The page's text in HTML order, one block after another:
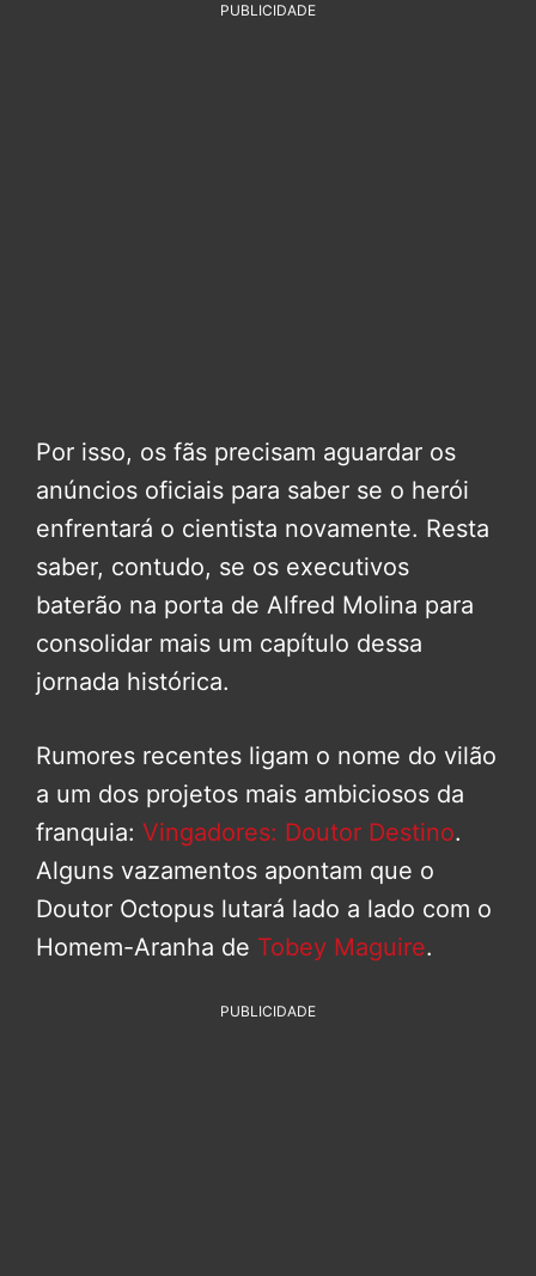
PUBLICIDADE
Por isso, os fãs precisam aguardar os
anúncios oficiais para saber se o herói
enfrentará o cientista novamente. Resta
saber, contudo, se os executivos
baterão na porta de Alfred Molina para
consolidar mais um capítulo dessa
jornada histórica.
Rumores recentes ligam o nome do vilão
a um dos projetos mais ambiciosos da
franquia: Vingadores: Doutor Destino.
Alguns vazamentos apontam que o
Doutor Octopus lutará lado a lado com o
Homem-Aranha de Tobey Maguire.
PUBLICIDADE